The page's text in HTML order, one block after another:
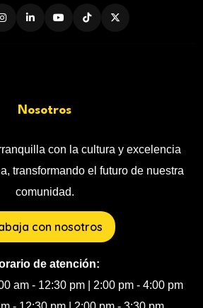
Nosotros
con la cultura y excelencia
transformando el futuro de nuestra
comunidad.
con nosotros
de atención:
am - 12:30 pm | 2:00 pm - 4:00 pm